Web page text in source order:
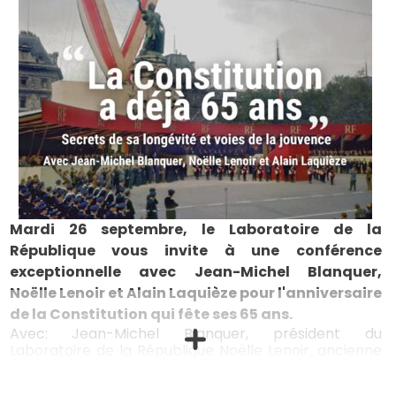
Mardi 26 septembre, le Laboratoire de la
République vous invite à une conférence
exceptionnelle avec Jean-Michel Blanquer,
Noëlle Lenoir et Alain Laquièze pour l'anniversaire
de la Constitution qui fête ses 65 ans.
Avec: Jean-Michel Blanquer, président du
Laboratoire de la République Noëlle Lenoir, ancienne